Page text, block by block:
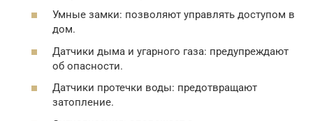
Умные замки: позволяют управлять доступом в
дом.
Датчики дыма и угарного газа: предупреждают
об опасности.
Датчики протечки воды: предотвращают
затопление.